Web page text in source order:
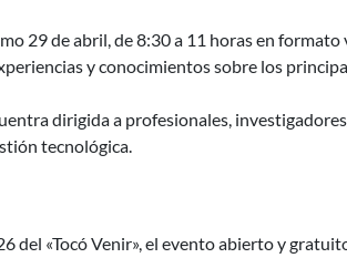
29 de abril, de 8:30 a 11 horas en
y conocimientos sobre los
dirigida a profesionales,
tecnológica.
con el «Tocó Venir» 2026 en todo el país
del «Tocó Venir», el evento abierto y